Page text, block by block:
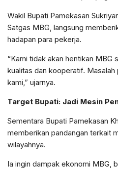
Wakil Bupati Pamekasan
Satgas MBG, langsung
hadapan para pekerja.
“Kami tidak akan hentikan MBG
kualitas dan kooperatif. Masalah
kami,” ujarnya.
Target Bupati: Jadi Mesin
Sementara Bupati Pamekasan
memberikan pandangan terkait
wilayahnya.
Ia ingin dampak ekonomi MBG,